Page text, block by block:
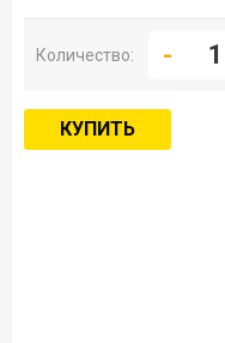
Количество:
КУПИТЬ